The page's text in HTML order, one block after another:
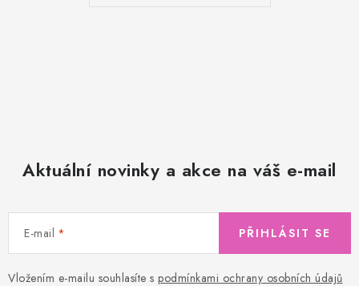
Aktuální novinky a akce na váš e-mail
E-mail
Vložením e-mailu souhlasíte s podmínkami ochrany osobních údajů
PŘIHLÁSIT SE